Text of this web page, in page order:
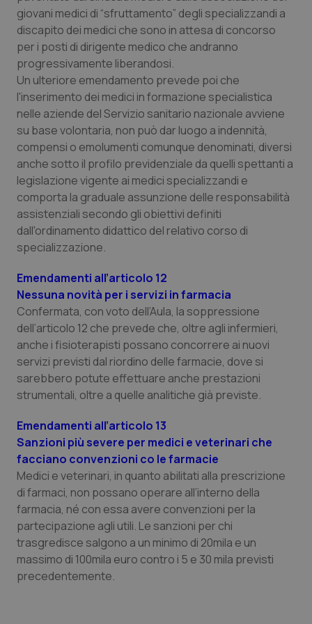
giovani medici di “sfruttamento” degli specializzandi a
discapito dei medici che sono in attesa di concorso
per i posti di dirigente medico che andranno
progressivamente liberandosi.
Un ulteriore emendamento prevede poi che
l'inserimento dei medici in formazione specialistica
nelle aziende del Servizio sanitario nazionale avviene
su base volontaria, non può dar luogo a indennità,
compensi o emolumenti comunque denominati, diversi
anche sotto il profilo previdenziale da quelli spettanti a
legislazione vigente ai medici specializzandi e
comporta la graduale assunzione delle responsabilità
assistenziali secondo gli obiettivi definiti
dall'ordinamento didattico del relativo corso di
specializzazione.
Emendamenti all’articolo 12
Nessuna novità per i servizi in farmacia
Confermata, con voto dell’Aula, la soppressione
dell’articolo 12 che prevede che, oltre agli infermieri,
anche i fisioterapisti possano concorrere ai nuovi
servizi previsti dal riordino delle farmacie, dove si
sarebbero potute effettuare anche prestazioni
strumentali, oltre a quelle analitiche già previste.
Emendamenti all’articolo 13
Sanzioni più severe per medici e veterinari che
facciano convenzioni co le farmacie
Medici e veterinari, in quanto abilitati alla prescrizione
di farmaci, non possano operare all’interno della
farmacia, né con essa avere convenzioni per la
partecipazione agli utili. Le sanzioni per chi
trasgredisce salgono a un minimo di 20mila e un
massimo di 100mila euro contro i 5 e 30 mila previsti
precedentemente.
sito web abilitandone funzionalità di base quali la
navigazione sulle pagine e l'accesso alle aree
funzionare correttamente senza questi cookie.
Nome
VISITOR_PRIVACY_METADATA
YouTube
.youtube.com
CookieScriptConsent
CookieScript
www.quotidianosanita.it
tracking-sites-ironfish-
tracking-enable
www.quotidianosanita.it
tracking-sites-ironfish-
session-id